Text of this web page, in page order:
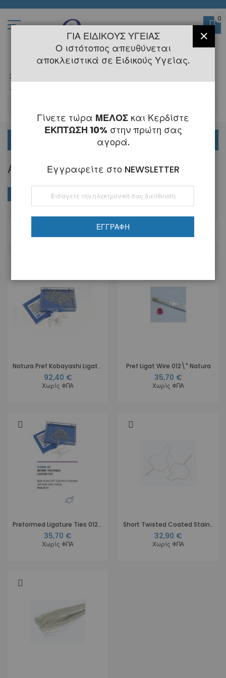
στο
2108145775
-
0
ΑΙΣΘΗΤΙΚΈΣ
Ταξινόμηση κατά
Natura Pref Kobayashi Ligatures 014\"
92,40 €
Χωρίς ΦΠΑ
Pref Ligat Wire 012\" Natura
35,70 €
Χωρίς ΦΠΑ
Preformed Ligature Ties 012" Natura Twisted
35,70 €
Χωρίς ΦΠΑ
Short Twisted Coated Stainless Steel Ligature Tie Hooks .012''
32,90 €
Χωρίς ΦΠΑ
ΑΓΟΡΆ ΚΑΤΆ
ΓΙΑ ΕΙΔΙΚΟΎΣ ΥΓΕΊΑΣ
Ο ιστότοπος απευθύνεται
αποκλειστικά σε Ειδικούς Υγείας.
Γίνετε τώρα ΜΕΛΟΣ και Κερδίστε
ΕΚΠΤΩΣΗ 10% στην πρώτη σας
αγορά.
Εγγραφείτε στο NEWSLETTER
Εγγραφή
στο
Ενημερωτικό
ΕΓΓΡΑΦΉ